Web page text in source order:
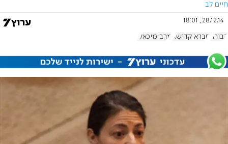
חיים לב
28.12.14, 18:01
קבורה חברא קדישא מרב מיכאלי